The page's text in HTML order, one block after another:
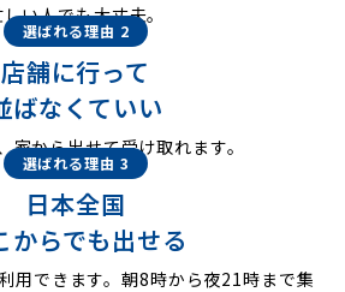
い人でも大丈夫。
選ばれる理由 2
店舗に行って
ばなくていい
家から出せて受け取れます。
選ばれる理由 3
日本全国
からでも出せる
用できます。朝8時から夜21時まで集